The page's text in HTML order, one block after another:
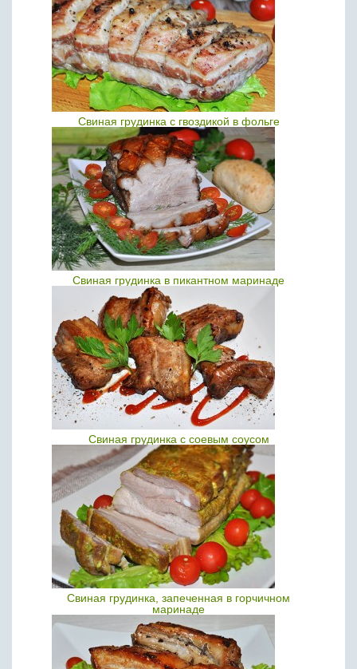
Свиная грудинка с гвоздикой в фольге
Свиная грудинка в пикантном маринаде
Свиная грудинка с соевым соусом
Свиная грудинка, запеченная в горчичном
маринаде